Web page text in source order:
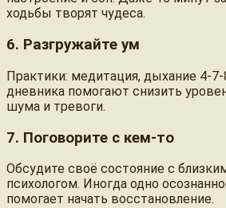
ходьбы творят чудеса.
6. Разгружайте ум
Практики: медитация, дыхание 4-7-
дневника помогают снизить
шума и тревоги.
7. Поговорите с кем-то
Обсудите своё состояние с
психологом. Иногда одно
помогает начать восстановление.